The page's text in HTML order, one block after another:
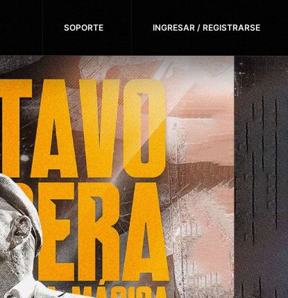
SOPORTE INGRESAR / REGISTRARSE